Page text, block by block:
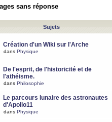
sans réponse
Sujets
Création d'un Wiki sur l'Arche
dans Physique
De l'esprit, de l'historicité et de
l'athéisme.
dans Philosophie
Le parcours lunaire des astronautes
d'Apollo11
dans Physique